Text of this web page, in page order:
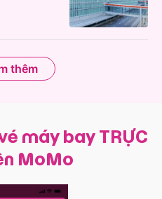
thêm
máy bay TRỰC
MoMo